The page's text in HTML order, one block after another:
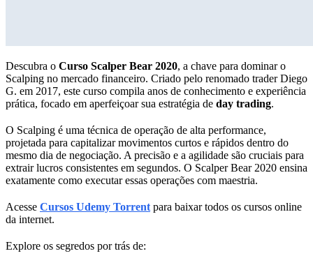
Descubra o Curso Scalper Bear 2020, a chave para dominar o
Scalping no mercado financeiro. Criado pelo renomado trader Diego
G. em 2017, este curso compila anos de conhecimento e experiência
prática, focado em aperfeiçoar sua estratégia de day trading.
O Scalping é uma técnica de operação de alta performance,
projetada para capitalizar movimentos curtos e rápidos dentro do
mesmo dia de negociação. A precisão e a agilidade são cruciais para
extrair lucros consistentes em segundos. O Scalper Bear 2020 ensina
exatamente como executar essas operações com maestria.
Acesse Cursos Udemy Torrent para baixar todos os cursos online
da internet.
Explore os segredos por trás de: